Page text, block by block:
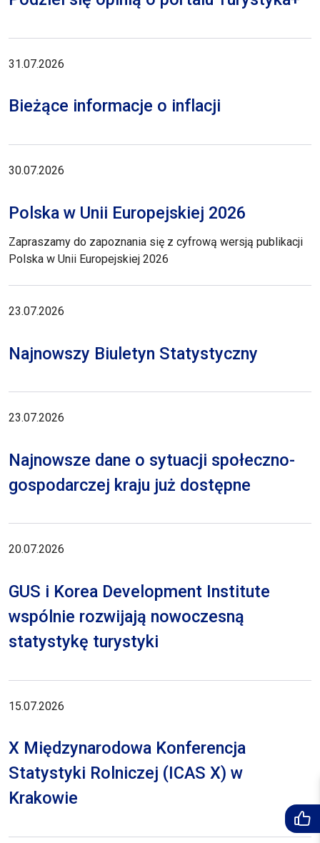
31.07.2026
Bieżące informacje o inflacji
30.07.2026
Polska w Unii Europejskiej 2026
Zapraszamy do zapoznania się z cyfrową wersją publikacji
Polska w Unii Europejskiej 2026
23.07.2026
Najnowszy Biuletyn Statystyczny
23.07.2026
Najnowsze dane o sytuacji społeczno-
gospodarczej kraju już dostępne
20.07.2026
GUS i Korea Development Institute
wspólnie rozwijają nowoczesną
statystykę turystyki
15.07.2026
X Międzynarodowa Konferencja
Statystyki Rolniczej (ICAS X) w
Krakowie